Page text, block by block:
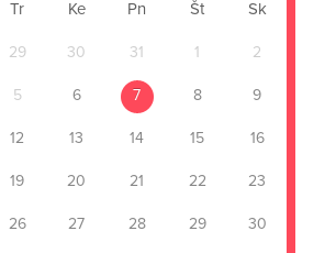
Tr Ke Pn Št Sk
29 30 31 1 2
5 6 7 8 9
12 13 14 15 16
19 20 21 22 23
26 27 28 29 30